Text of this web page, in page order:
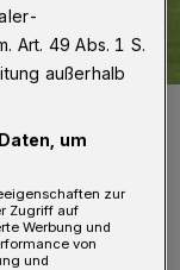
Benschop und
Art. 49 Abs. 1 S.
außerhalb
um
zur
Zugriff auf
Werbung und
von
und